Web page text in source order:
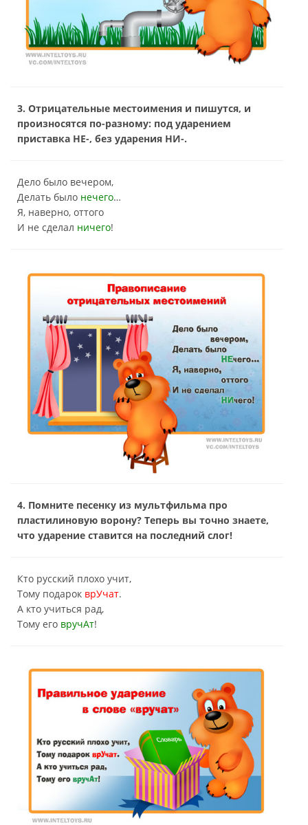
3. Отрицательные местоимения и пишутся, и
произносятся по-разному: под ударением
приставка НЕ-, без ударения НИ-.
Дело было вечером,
Делать было нечего…
Я, наверно, оттого
И не сделал ничего!
4. Помните песенку из мультфильма про
пластилиновую ворону? Теперь вы точно знаете,
что ударение ставится на последний слог!
Кто русский плохо учит,
Тому подарок врУчат.
А кто учиться рад,
Тому его вручАт!